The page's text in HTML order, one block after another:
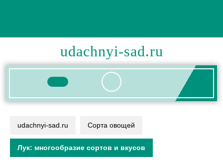
udachnyi-sad.ru
Кнопка
udachnyi-sad.ru Сорта овощей
Лук: многообразие сортов и вкусов